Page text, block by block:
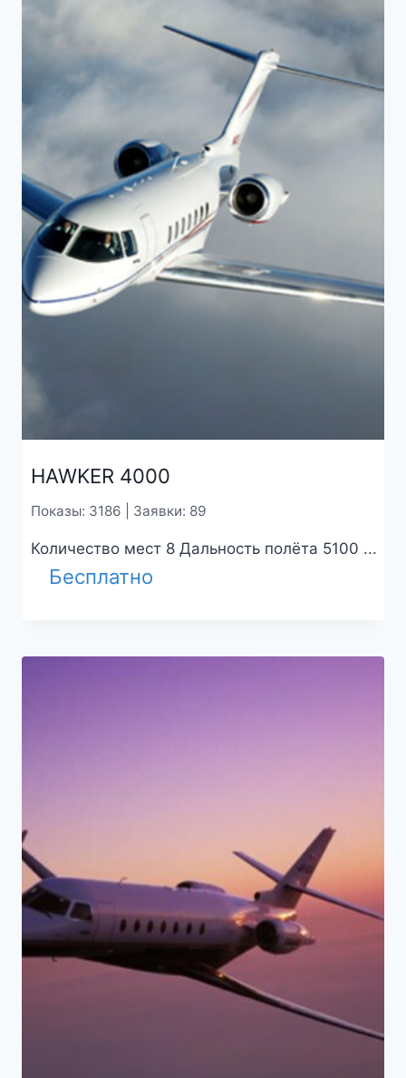
HAWKER 4000
Показы: 3186 | Заявки: 89
Количество мест 8 Дальность полёта 5100 ...
Бесплатно